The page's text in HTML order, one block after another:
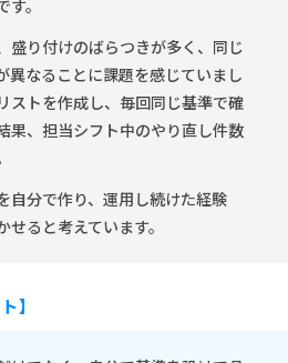
。
盛り付けのばらつきが多く、同じ
異なることに課題を感じていまし
ストを作成し、毎回同じ基準で確
果、担当シフト中のやり直し件数
自分で作り、運用し続けた経験
ると考えています。
】